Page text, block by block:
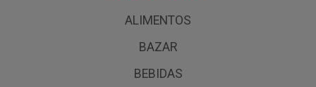
ALIMENTOS
BAZAR
BEBIDAS